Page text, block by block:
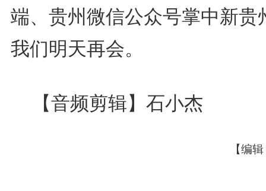
端、贵州微信公众号掌中新贵
我们明天再会。
【音频剪辑】石小杰
【编